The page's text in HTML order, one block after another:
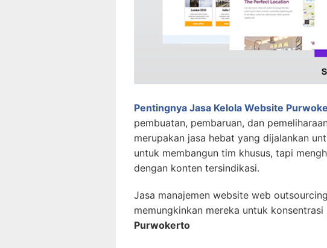
Pentingnya Jasa Kelola Website
pembuatan, pembaruan, dan
merupakan jasa hebat yang dijalankan
untuk membangun tim khusus, tapi
dengan konten tersindikasi.
Jasa manajemen website web
memungkinkan mereka untuk
Purwokerto